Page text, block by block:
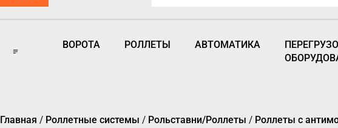
ВОРОТА РОЛЛЕТЫ АВТОМАТИКА
Главная / Роллетные системы / Рольставни/Роллеты / Роллеты с